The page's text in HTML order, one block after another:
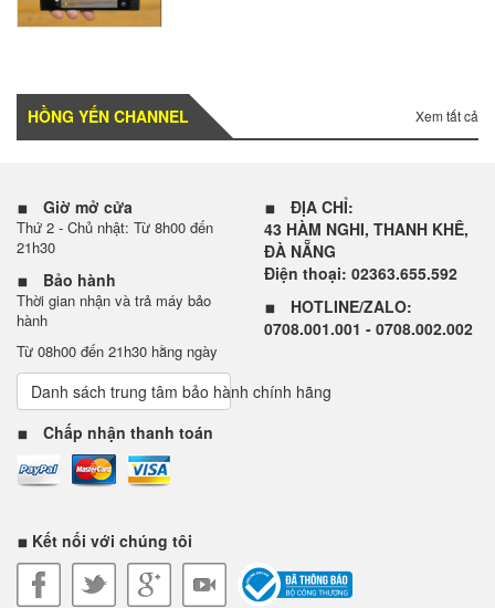
HỒNG YẾN CHANNEL Xem tất cả
Giờ mở cửa
Thứ 2 - Chủ nhật: Từ 8h00 đến
21h30
Bảo hành
Thời gian nhận và trả máy bảo
hành
Từ 08h00 đến 21h30 hằng ngày
Danh sách trung tâm bảo hành chính hãng
Chấp nhận thanh toán
ĐỊA CHỈ:
43 HÀM NGHI, THANH KHÊ,
ĐÀ NẴNG
Điện thoại: 02363.655.592
HOTLINE/ZALO:
0708.001.001 - 0708.002.002
Kết nối với chúng tôi